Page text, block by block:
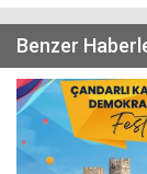
Benzer